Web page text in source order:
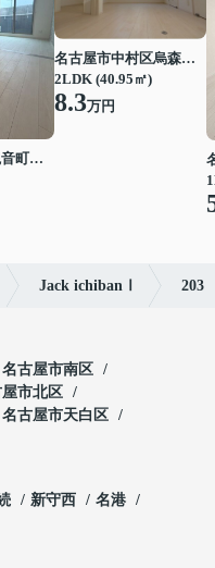
名古屋市南区観音町５丁目
名古屋市中村区烏森町４丁目
2LDK (40.95㎡)
8.3万円
Jack ichibanⅠ 203
名古屋市南区
市北区
名古屋市天白区
新守西
名港